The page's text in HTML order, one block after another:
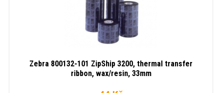
Zebra 800132-101 ZipShip 3200, thermal transfer
ribbon, wax/resin, 33mm